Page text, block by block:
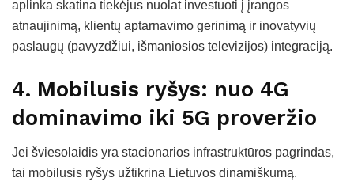
aplinka skatina tiekėjus nuolat investuoti į įrangos
atnaujinimą, klientų aptarnavimo gerinimą ir inovatyvių
paslaugų (pavyzdžiui, išmaniosios televizijos) integraciją.
4. Mobilusis ryšys: nuo 4G
dominavimo iki 5G proveržio
Jei šviesolaidis yra stacionarios infrastruktūros pagrindas,
tai mobilusis ryšys užtikrina Lietuvos dinamiškumą.